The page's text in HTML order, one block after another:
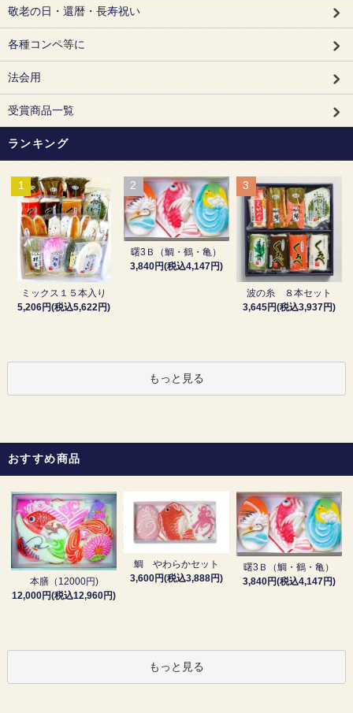
敬老の日・還暦・長寿祝い
各種コンペ等に
法会用
受賞商品一覧
ランキング
1
ミックス１５本入り
5,206円(税込5,622円)
2
曙3Ｂ（鯛・鶴・亀）
3,840円(税込4,147円)
3
波の糸 ８本セット
3,645円(税込3,937円)
もっと見る
おすすめ商品
本膳（12000円)
12,000円(税込12,960円)
鯛 やわらかセット
3,600円(税込3,888円)
曙3Ｂ（鯛・鶴・亀）
3,840円(税込4,147円)
もっと見る